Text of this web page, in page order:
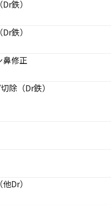
鉄）
鉄）
鼻修正
除（Dr鉄）
Dr）